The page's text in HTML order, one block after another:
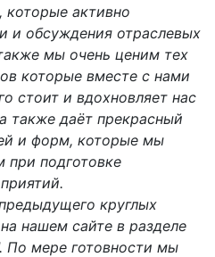
которые активно
и обсуждения отраслевых
мы очень ценим тех
которые вместе с нами
стоит и вдохновляет нас
также даёт прекрасный
и форм, которые мы
при подготовке
круглых
нашем сайте в разделе
По мере готовности мы